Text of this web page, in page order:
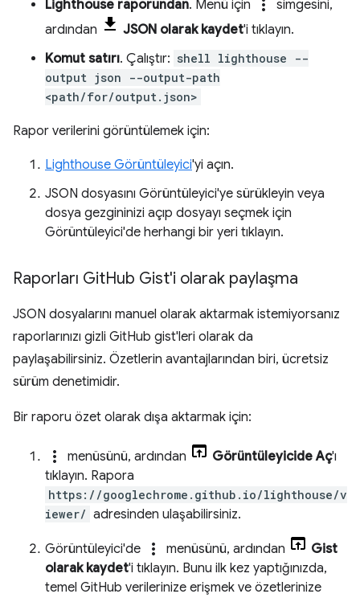
Lighthouse raporundan. Menü için more_vert
simgesini,
ardından
JSON olarak kaydet'i tıklayın.
Komut satırı. Çalıştır: shell lighthouse --
output json --output-path
<path/for/output.json>
Rapor verilerini görüntülemek için:
Lighthouse Görüntüleyici'yi açın.
JSON dosyasını Görüntüleyici'ye sürükleyin veya
dosya gezgininizi açıp dosyayı seçmek için
Görüntüleyici'de herhangi bir yeri tıklayın.
Raporları GitHub Gist'i olarak paylaşma
JSON dosyalarını manuel olarak aktarmak istemiyorsanız
raporlarınızı gizli GitHub gist'leri olarak da
paylaşabilirsiniz. Özetlerin avantajlarından biri, ücretsiz
sürüm denetimidir.
Bir raporu özet olarak dışa aktarmak için:
more_vert menüsünü, ardından Görüntüleyicide Aç'ı
tıklayın. Rapora
https://googlechrome.github.io/lighthouse/v
iewer/ adresinden ulaşabilirsiniz.
Görüntüleyici'de more_vert menüsünü, ardından
Gist
olarak kaydet'i tıklayın. Bunu ilk kez yaptığınızda,
temel GitHub verilerinize erişmek ve özetlerinize